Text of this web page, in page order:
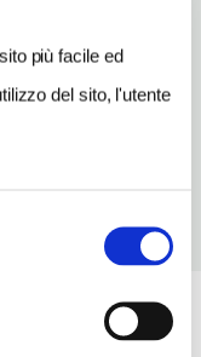
più facile ed
del sito, l'utente